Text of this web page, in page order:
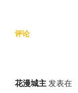
评论
花漫城主发表在